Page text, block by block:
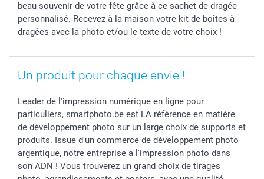
Investisseurs
Droit de rétractation
beau souvenir de votre fête grâce à ce sachet de dragée
personnalisé. Recevez à la maison votre kit de boîtes à
dragées avec la photo et/ou le texte de votre choix !
Un produit pour chaque envie !
Leader de l'impression numérique en ligne pour
particuliers, smartphoto.be est LA référence en matière
de développement photo sur un large choix de supports et
produits. Issue d'un commerce de développement photo
argentique, notre entreprise a l'impression photo dans
son ADN ! Vous trouverez un grand choix de tirages